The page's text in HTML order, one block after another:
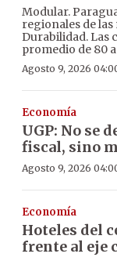
Modular.
regionales de
Durabilidad. Las
promedio de 80
Agosto 9, 2026
Economía
UGP: No se
fiscal, sino
Agosto 9, 2026
Economía
Hoteles del
frente al eje